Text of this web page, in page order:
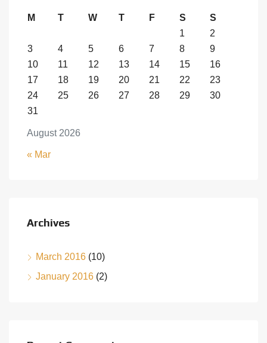
August 2026
M T W T F S
S
1
2
3
4 5 6 7 8
9
10
11 12 13 14 15
16
17
18 19 20 21 22
23
24
25 26 27 28 29
30
31
« Mar
Archives
March 2016 (10)
January 2016 (2)